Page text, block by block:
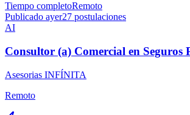
Tiempo completoRemoto
Publicado ayer27 postulaciones
AI
Consultor (a) Comercial en Seguros
Asesorias INFÍNITA
Remoto